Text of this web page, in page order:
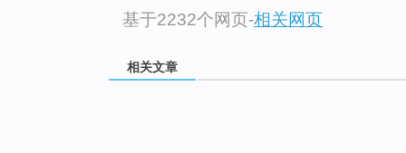
基于2232个网页-相关网页
相关文章